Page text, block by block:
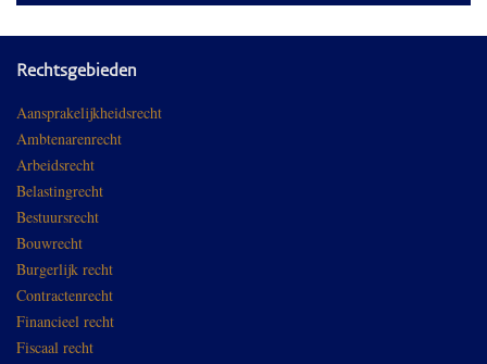
Rechtsgebieden
Aansprakelijkheidsrecht
Ambtenarenrecht
Arbeidsrecht
Belastingrecht
Bestuursrecht
Bouwrecht
Burgerlijk recht
Contractenrecht
Financieel recht
Fiscaal recht